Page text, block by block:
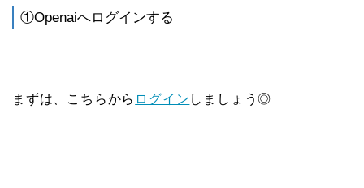
①Openaiへログインする
まずは、こちらから ログイン しましょう◎